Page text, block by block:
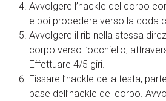
Avvolgere l’hackle del corpo
e poi procedere verso la coda
Avvolgere il rib nella stessa
corpo verso l’occhiello,
Effettuare 4/5 giri.
Fissare l’hackle della testa,
base dell’hackle del corpo.